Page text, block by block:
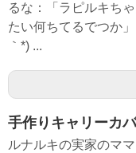
るな：「ラピルキち
たい何ちてるでつか
｀*) ...
手作りキャリーカ
ルナルキの実家のマ